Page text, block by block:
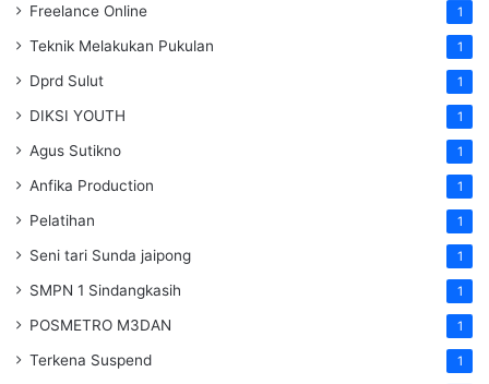
Freelance Online 1
Teknik Melakukan Pukulan 1
Dprd Sulut 1
DIKSI YOUTH 1
Agus Sutikno 1
Anfika Production 1
Pelatihan 1
Seni tari Sunda jaipong 1
SMPN 1 Sindangkasih 1
POSMETRO M3DAN 1
Terkena Suspend 1